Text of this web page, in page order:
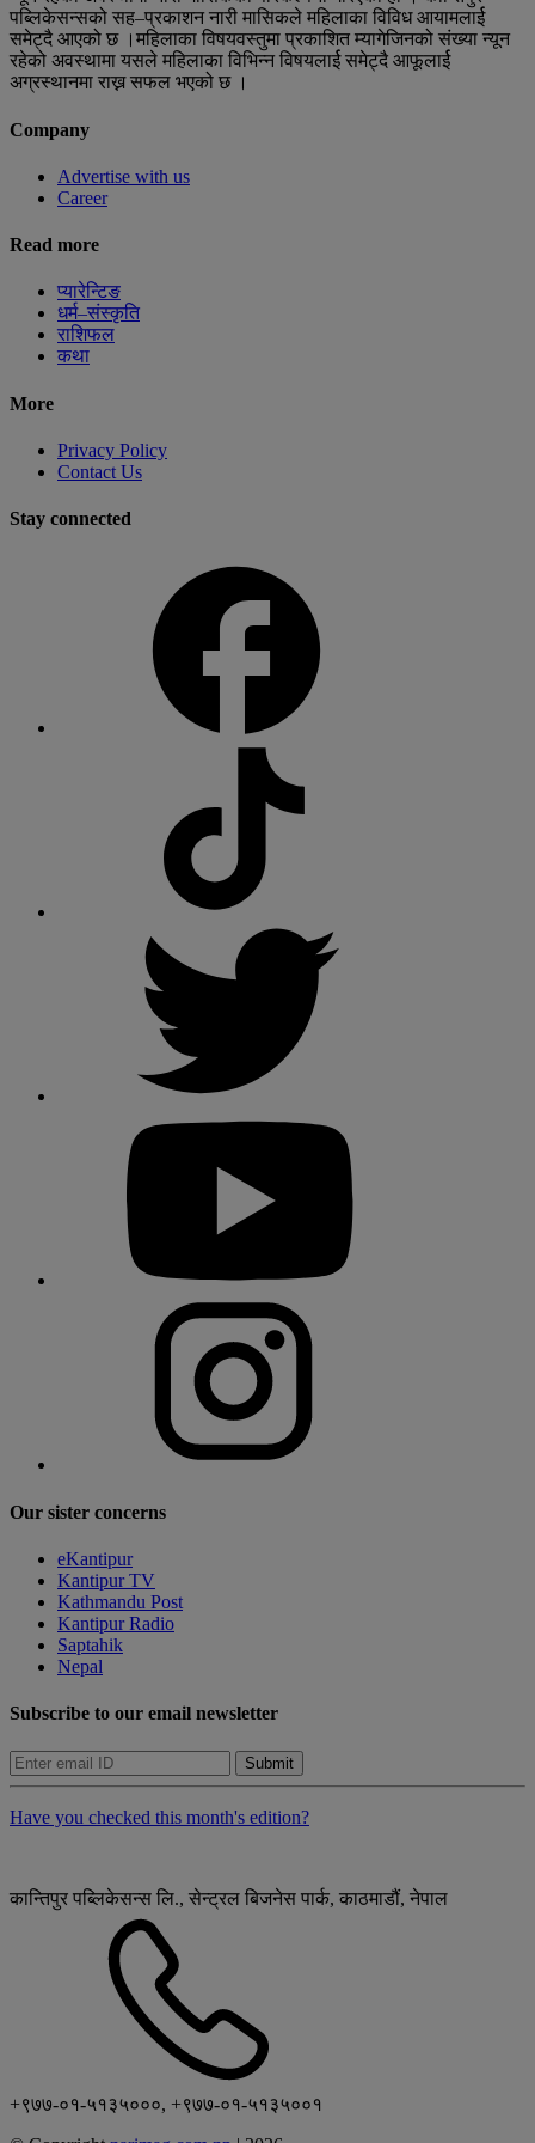
पब्लिकेसन्सको सह–प्रकाशन नारी मासिकले महिलाका विविध आयामलार्ई
समेट्दै आएको छ ।महिलाका विषयवस्तुमा प्रकाशित म्यागेजिनको संख्या न्यून
रहेको अवस्थामा यसले महिलाका विभिन्न विषयलार्ई समेट्दै आफूलार्ई
अग्रस्थानमा राख्न सफल भएको छ ।
Company
Advertise with us
Career
Read more
प्यारेन्टिङ
धर्म–संस्कृति
राशिफल
कथा
More
Privacy Policy
Contact Us
Stay connected
Our sister concerns
eKantipur
Kantipur TV
Kathmandu Post
Kantipur Radio
Saptahik
Nepal
Subscribe to our email newsletter
Submit
Have you checked this month's edition?
कान्तिपुर पब्लिकेसन्स लि., सेन्ट्रल बिजनेस पार्क, काठमाडौं, नेपाल
+९७७-०१-५१३५०००, +९७७-०१-५१३५००१